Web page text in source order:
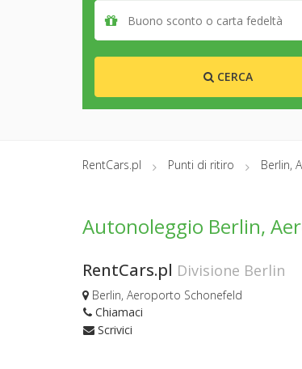
CERCA
RentCars.pl Punti di ritiro Berlin,
Autonoleggio Berlin,
RentCars.pl Divisione Berlin
Berlin, Aeroporto Schonefeld
Chiamaci
Scrivici